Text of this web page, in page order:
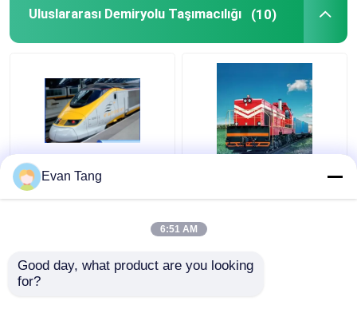
Uluslararası Demiryolu Taşımacılığı (10)
DDP DDU Demiryolu
Nakliye Çin İtalya
Ekspedisyoncusu
Evan Tang
6:51 AM
Good day, what product are you looking
for?